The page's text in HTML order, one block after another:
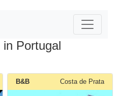
in Portugal
B&B Costa de Prata